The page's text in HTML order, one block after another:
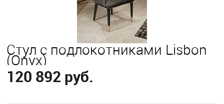
Стул с подлокотниками Lisbon
(Onyx)
120 892 руб.